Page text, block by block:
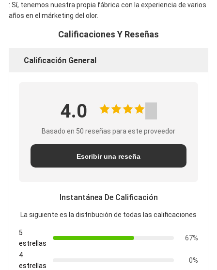
: Sí, tenemos nuestra propia fábrica con la experiencia de varios
años en el márketing del olor.
Calificaciones Y Reseñas
Calificación General
4.0
Basado en 50 reseñas para este proveedor
Escribir una reseña
Instantánea De Calificación
La siguiente es la distribución de todas las calificaciones
5
estrellas
67%
4
estrellas
0%